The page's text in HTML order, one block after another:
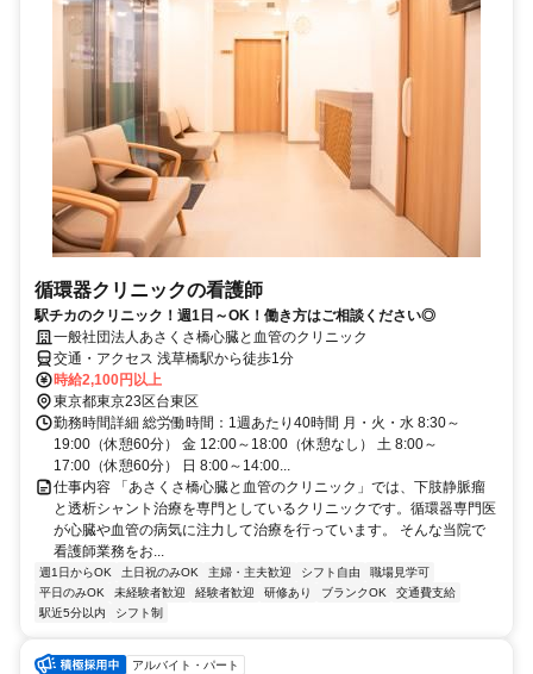
循環器クリニックの看護師
駅チカのクリニック！週1日～OK！働き方はご相談ください◎
一般社団法人あさくさ橋心臓と血管のクリニック
交通・アクセス 浅草橋駅から徒歩1分
時給2,100円以上
東京都東京23区台東区
勤務時間詳細 総労働時間：1週あたり40時間 月・火・水 8:30～
19:00（休憩60分） 金 12:00～18:00（休憩なし） 土 8:00～
17:00（休憩60分） 日 8:00～14:00...
仕事内容 「あさくさ橋心臓と血管のクリニック」では、下肢静脈瘤
と透析シャント治療を専門としているクリニックです。循環器専門医
が心臓や血管の病気に注力して治療を行っています。 そんな当院で
看護師業務をお...
週1日からOK 土日祝のみOK 主婦・主夫歓迎 シフト自由
職場見学可
平日のみOK
未経験者歓迎 経験者歓迎 研修あり ブランクOK
交通費支給
駅近5分以内
シフト制
アルバイト・パート